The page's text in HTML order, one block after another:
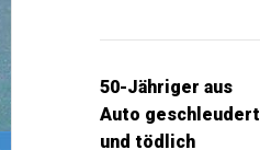
50-Jähriger aus
Auto geschleudert
und tödlich